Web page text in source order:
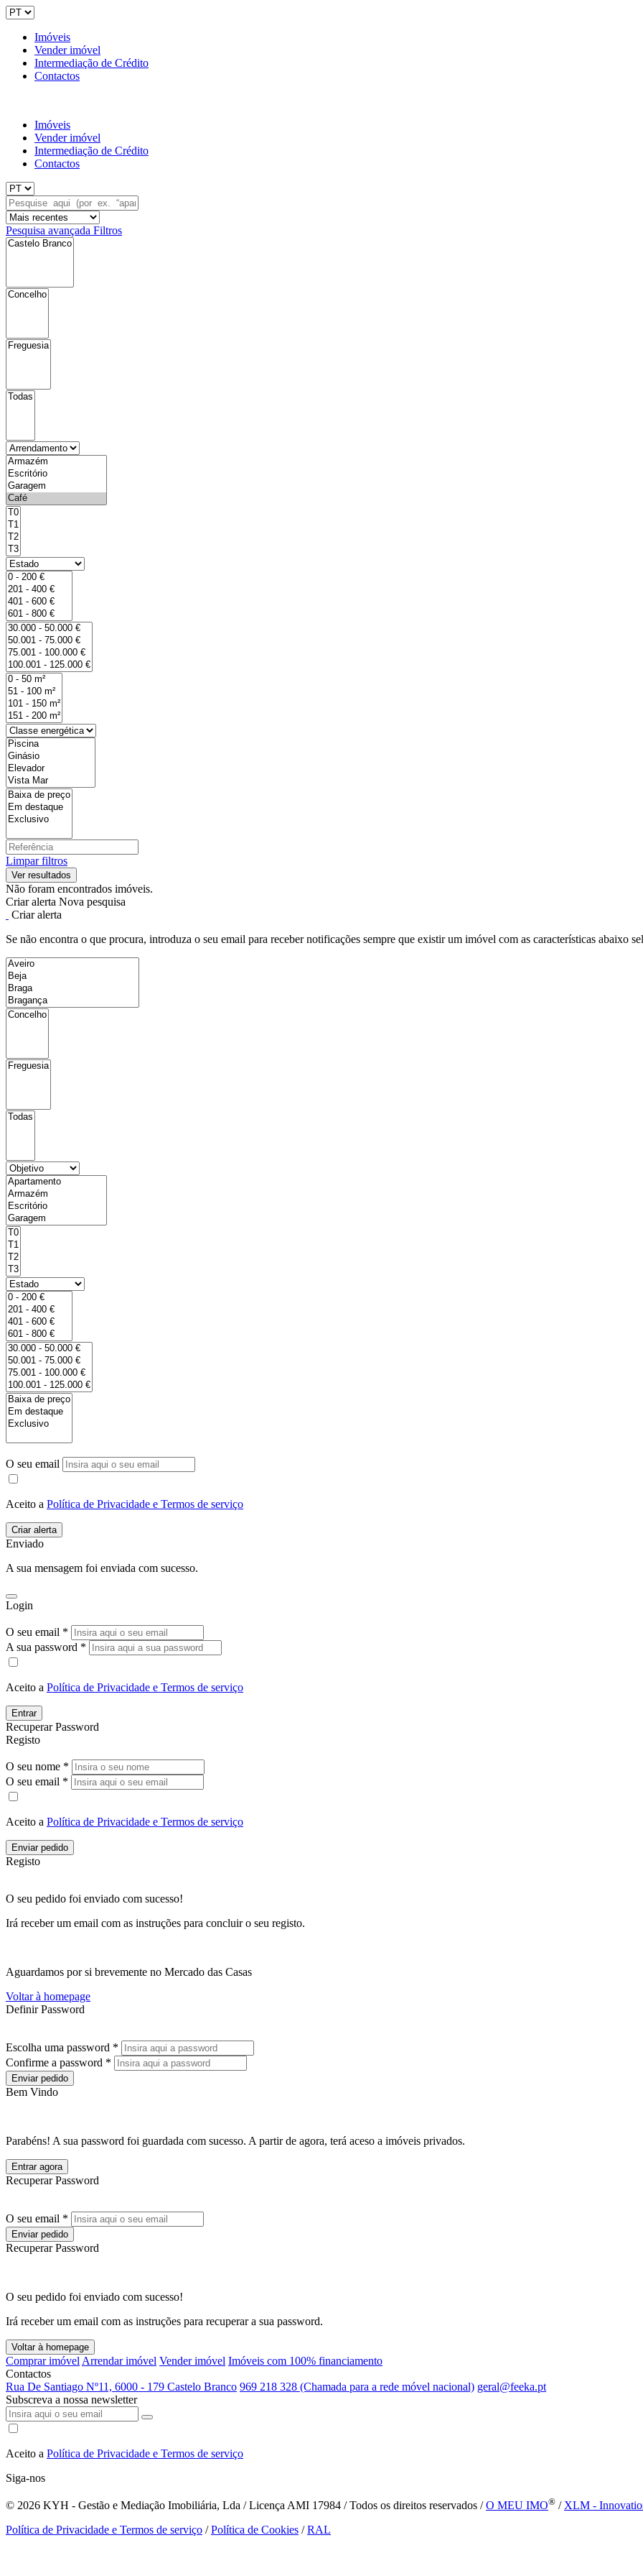
Imóveis
Vender imóvel
Intermediação de Crédito
Contactos
Imóveis
Vender imóvel
Intermediação de Crédito
Contactos
Pesquisa avançada Filtros
Limpar filtros
Não foram encontrados imóveis.
Criar alerta Nova pesquisa
Criar alerta
Se não encontra o que procura, introduza o seu email para receber notificações sempre que existir um imóvel com as características abaixo
O seu email
Aceito a Política de Privacidade e Termos de serviço
Enviado
A sua mensagem foi enviada com sucesso.
Login
O seu email *
A sua password *
Aceito a Política de Privacidade e Termos de serviço
Entrar
Recuperar Password
Registo
O seu nome *
O seu email *
Aceito a Política de Privacidade e Termos de serviço
Enviar pedido
Registo
O seu pedido foi enviado com sucesso!
Irá receber um email com as instruções para concluir o seu registo.
Aguardamos por si brevemente no Mercado das Casas
Voltar à homepage
Definir Password
Escolha uma password *
Confirme a password *
Enviar pedido
Bem Vindo
Parabéns! A sua password foi guardada com sucesso. A partir de agora, terá aceso a imóveis privados.
Entrar agora
Recuperar Password
O seu email *
Enviar pedido
Recuperar Password
O seu pedido foi enviado com sucesso!
Irá receber um email com as instruções para recuperar a sua password.
Voltar à homepage
Comprar imóvel Arrendar imóvel Vender imóvel Imóveis com 100% financiamento
Contactos
Rua De Santiago Nº11, 6000 - 179 Castelo Branco 969 218 328 (Chamada para a rede móvel nacional) geral@feeka.pt
Subscreva a nossa newsletter
Aceito a Política de Privacidade e Termos de serviço
Siga-nos
© 2026 KYH - Gestão e Mediação Imobiliária, Lda / Licença AMI 17984 / Todos os direitos reservados /O MEU IMO® / XLM -
Política de Privacidade e Termos de serviço /Política de Cookies /RAL